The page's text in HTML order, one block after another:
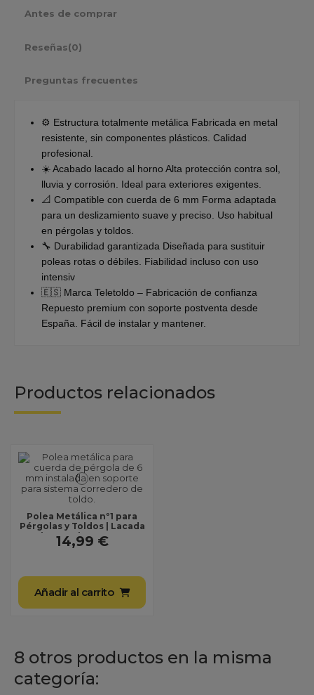
Antes de comprar
Reseñas(0)
Preguntas frecuentes
⚙️ Estructura totalmente metálica Fabricada en metal
resistente, sin componentes plásticos. Calidad
profesional.
☀️ Acabado lacado al horno Alta protección contra sol,
lluvia y corrosión. Ideal para exteriores exigentes.
📐 Compatible con cuerda de 6 mm Forma adaptada
para un deslizamiento suave y preciso. Uso habitual
en pérgolas y toldos.
🔧 Durabilidad garantizada Diseñada para sustituir
poleas rotas o débiles. Fiabilidad incluso con uso
intensiv
🇪🇸 Marca Teletoldo – Fabricación de confianza
Repuesto premium con soporte postventa desde
España. Fácil de instalar y mantener.
Productos relacionados
Polea Metálica nº1 para
Pérgolas y Toldos | Lacada
al Horno | Repuesto
Profesional para...
14,99 €
Añadir al carrito
8 otros productos en la misma
categoría: